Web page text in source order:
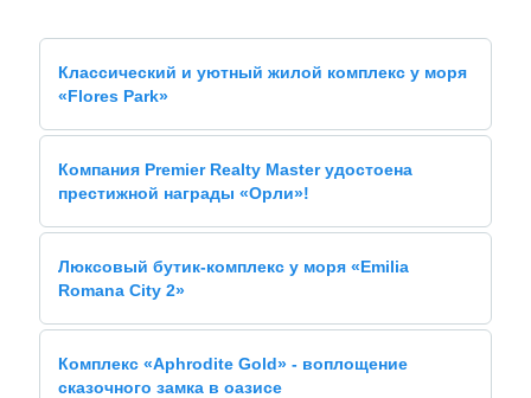
Классический и уютный жилой комплекс у моря
«Flores Park»
Компания Premier Realty Master удостоена
престижной награды «Орли»!
Люксовый бутик-комплекс у моря «Emilia
Romana City 2»
Комплекс «Aphrodite Gold» - воплощение
сказочного замка в оазисе